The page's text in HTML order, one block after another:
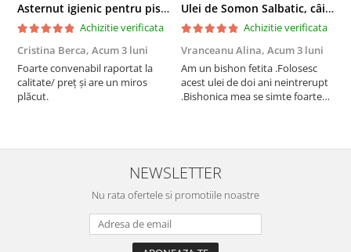
Asternut igienic pentru pisici Tofu Lavanda, Mon Petit 5 l
Achizitie verificata
Cristina Berca, Acum 3 luni
Foarte convenabil raportat la
calitate/ preț și are un miros
plăcut.
Ulei de Somon Salbatic, câini și pisici, piele si blană, BEST4PETS, 1l
Achizitie verificata
Vranceanu Alina, Acum 3 luni
Am un bishon fetita .Folosesc
acest ulei de doi ani neintrerupt
.Bishonica mea se simte foarte
recomand cu mult drag !
NEWSLETTER
Nu rata ofertele si promotiile noastre